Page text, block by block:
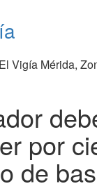
Vigía Mérida,
por
de